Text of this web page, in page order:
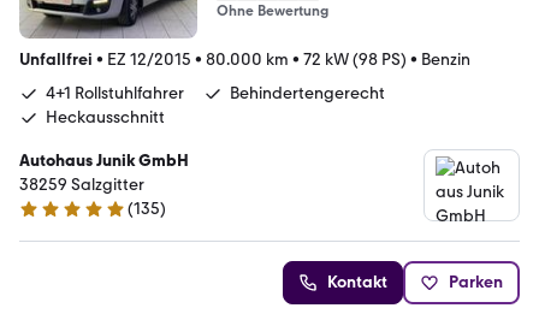
Ohne Bewertung
Unfallfrei • EZ 12/2015 • 80.000 km • 72 kW (98 PS) • Benzin
4+1 Rollstuhlfahrer
Behindertengerecht
Heckausschnitt
Autohaus Junik GmbH
38259 Salzgitter
4.9 Sterne
(135)
Kontakt Parken